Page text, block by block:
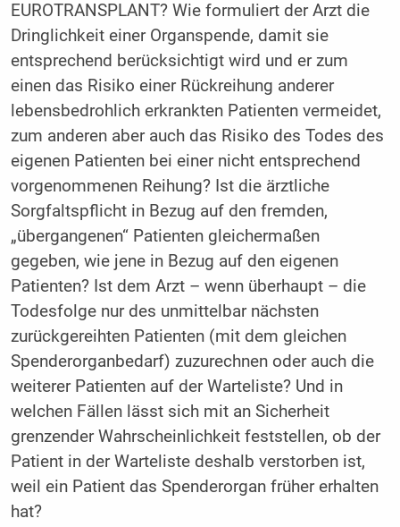
EUROTRANSPLANT? Wie formuliert der Arzt die
Dringlichkeit einer Organspende, damit sie
entsprechend berücksichtigt wird und er zum
einen das Risiko einer Rückreihung anderer
lebensbedrohlich erkrankten Patienten vermeidet,
zum anderen aber auch das Risiko des Todes des
eigenen Patienten bei einer nicht entsprechend
vorgenommenen Reihung? Ist die ärztliche
Sorgfaltspflicht in Bezug auf den fremden,
„übergangenen“ Patienten gleichermaßen
gegeben, wie jene in Bezug auf den eigenen
Patienten? Ist dem Arzt – wenn überhaupt – die
Todesfolge nur des unmittelbar nächsten
zurückgereihten Patienten (mit dem gleichen
Spenderorganbedarf) zuzurechnen oder auch die
weiterer Patienten auf der Warteliste? Und in
welchen Fällen lässt sich mit an Sicherheit
grenzender Wahrscheinlichkeit feststellen, ob der
Patient in der Warteliste deshalb verstorben ist,
weil ein Patient das Spenderorgan früher erhalten
hat?